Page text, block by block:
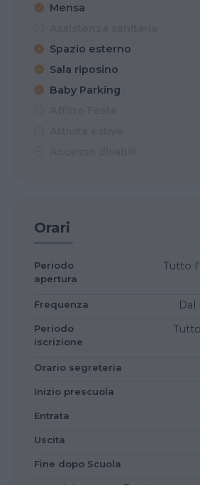
Mensa
Spazio esterno
Sala riposino
Baby Parking
Orari
Periodo
apertura
Tutto
Frequenza Dal
Periodo
iscrizione
Orario segreteria
Inizio prescuola
Entrata
Uscita
Fine dopo Scuola